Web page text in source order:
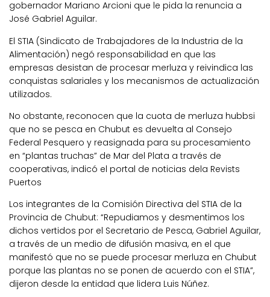
gobernador Mariano Arcioni que le pida la renuncia a
José Gabriel Aguilar.
El STIA (Sindicato de Trabajadores de la Industria de la
Alimentación) negó responsabilidad en que las
empresas desistan de procesar merluza y reivindica las
conquistas salariales y los mecanismos de actualización
utilizados.
No obstante, reconocen que la cuota de merluza hubbsi
que no se pesca en Chubut es devuelta al Consejo
Federal Pesquero y reasignada para su procesamiento
en “plantas truchas” de Mar del Plata a través de
cooperativas, indicó el portal de noticias dela Revists
Puertos
Los integrantes de la Comisión Directiva del STIA de la
Provincia de Chubut: “Repudiamos y desmentimos los
dichos vertidos por el Secretario de Pesca, Gabriel Aguilar,
a través de un medio de difusión masiva, en el que
manifestó que no se puede procesar merluza en Chubut
porque las plantas no se ponen de acuerdo con el STIA”,
dijeron desde la entidad que lidera Luis Núñez.